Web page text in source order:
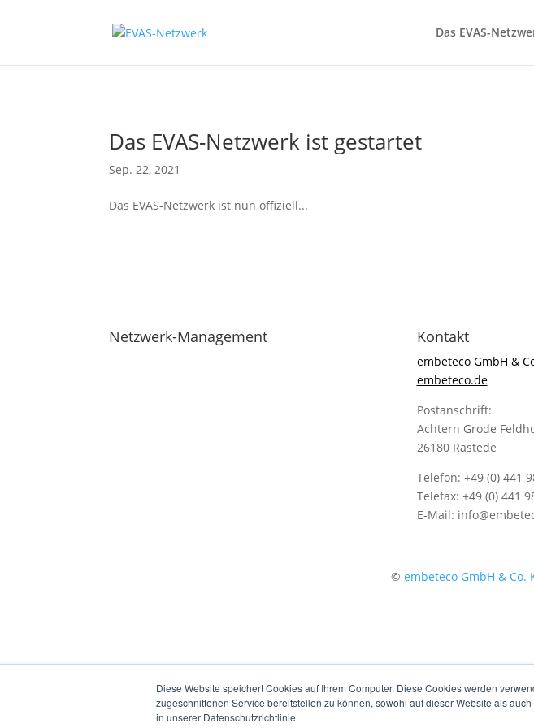
Diese Website speichert Cookies auf Ihrem Computer. Diese Cookies werden
zugeschnittenen Service bereitstellen zu können, sowohl auf dieser Website als
in unserer Datenschutzrichtlinie.
Das EVAS-
Das EVAS-Netzwerk ist gestartet
Sep. 22, 2021
Das EVAS-Netzwerk ist nun offiziell...
Netzwerk-Management Kontakt
embeteco GmbH &
embeteco.de
Postanschrift:
Achtern Grode
26180 Rastede
Telefon: +49 (0) 441
Telefax: +49 (0) 441
E-Mail:
© embeteco GmbH & Co.